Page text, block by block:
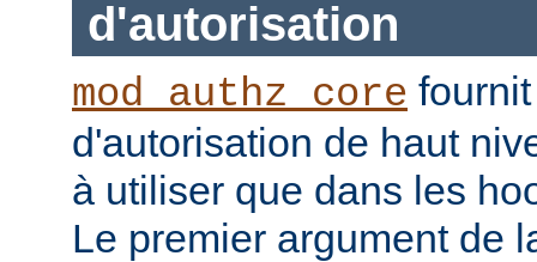
d'autorisation
mod_authz_core
d'autorisation de haut
à utiliser que dans les
Le premier argument de